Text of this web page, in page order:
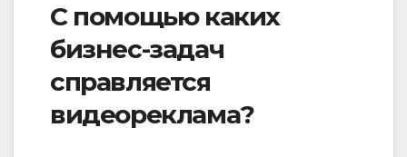
С помощью каких
бизнес-задач
справляется
видеореклама?